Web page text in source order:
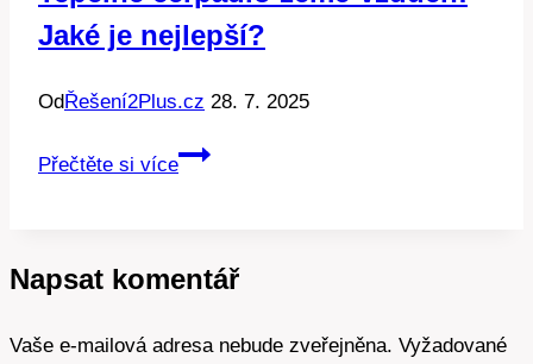
Jaké je nejlepší?
OdŘešení2Plus.cz 28. 7. 2025
Přečtěte si více
Tepelné
Jaké
nejlepší?
Napsat komentář
Vaše e-mailová adresa nebude zveřejněna. Vyžadované